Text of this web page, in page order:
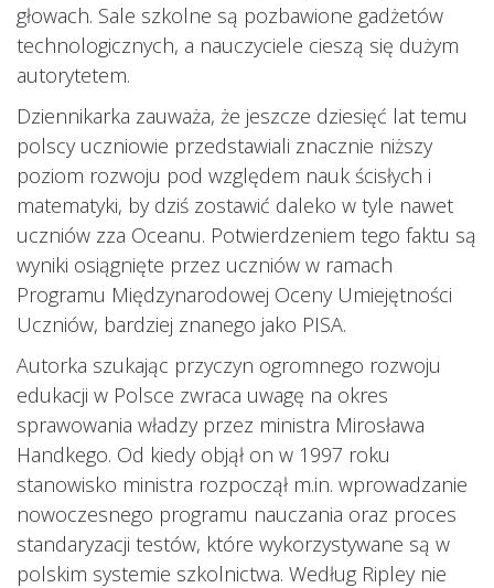
głowach. Sale szkolne są pozbawione gadżetów
technologicznych, a nauczyciele cieszą się dużym
autorytetem.
Dziennikarka zauważa, że jeszcze dziesięć lat temu
polscy uczniowie przedstawiali znacznie niższy
poziom rozwoju pod względem nauk ścisłych i
matematyki, by dziś zostawić daleko w tyle nawet
uczniów zza Oceanu. Potwierdzeniem tego faktu są
wyniki osiągnięte przez uczniów w ramach
Programu Międzynarodowej Oceny Umiejętności
Uczniów, bardziej znanego jako PISA.
Autorka szukając przyczyn ogromnego rozwoju
edukacji w Polsce zwraca uwagę na okres
sprawowania władzy przez ministra Mirosława
Handkego. Od kiedy objął on w 1997 roku
stanowisko ministra rozpoczął m.in. wprowadzanie
nowoczesnego programu nauczania oraz proces
standaryzacji testów, które wykorzystywane są w
polskim systemie szkolnictwa. Według Ripley nie